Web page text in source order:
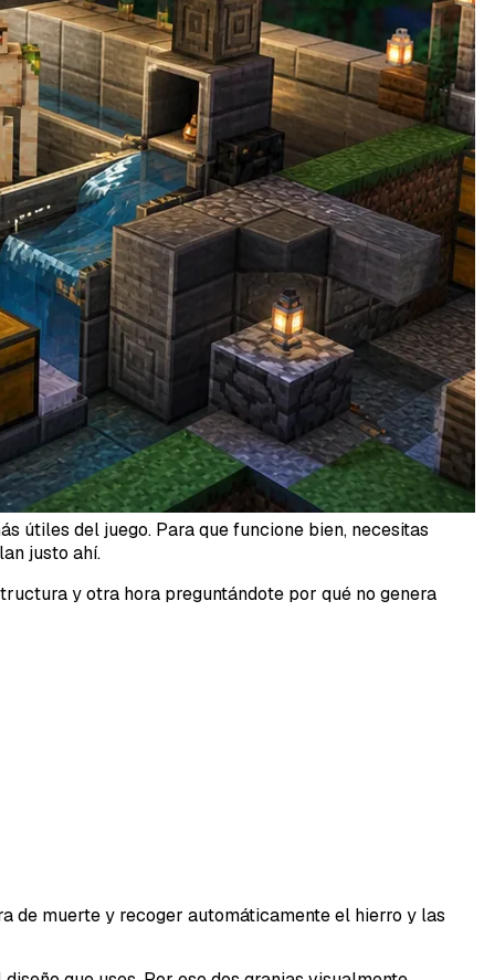
útiles del juego. Para que funcione bien, necesitas
justo ahí.
y otra hora preguntándote por qué no genera
de muerte y recoger automáticamente el hierro y las